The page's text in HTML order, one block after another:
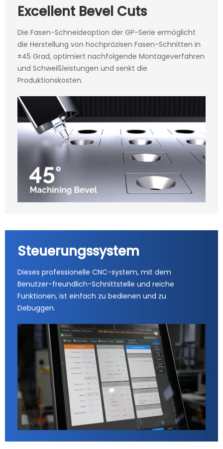
Excellent Bevel Cuts
Die Fasen-Schneideoption der GP-Serie ermöglicht
die Herstellung von hochpräzisen Fasen-Schnitten in
±45 Grad, optimiert nachfolgende Montageverfahren
und Schweißleistungen und senkt die
Produktionskosten.
Steuerungssystem
Dieses professionelle CNC-system, mit dem
Benutzer-freundlich-Schnittstelle und reiche
Funktionen, ist einfach zu bedienen und zu
Debuggen.